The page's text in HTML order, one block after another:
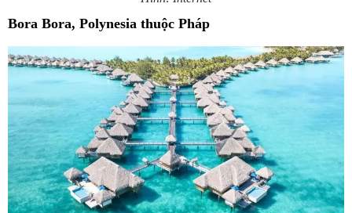
Bora Bora, Polynesia thuộc Pháp